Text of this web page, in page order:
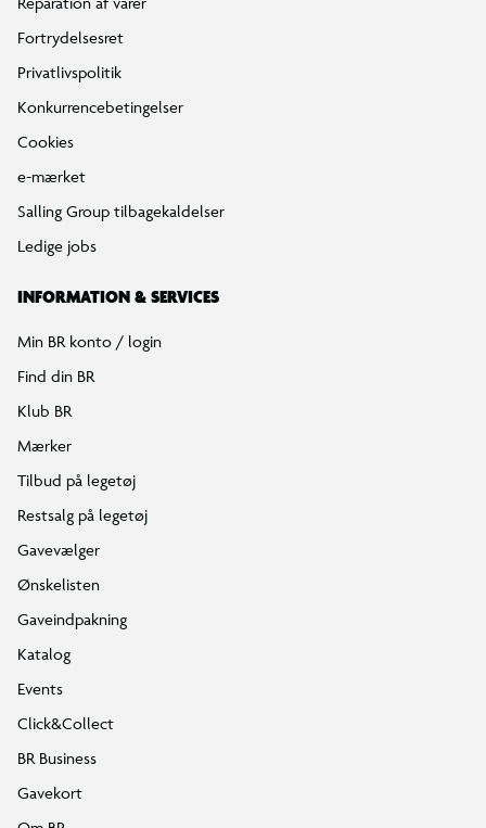
Fortrydelsesret
Privatlivspolitik
Konkurrencebetingelser
Cookies
e-mærket
Salling Group tilbagekaldelser
Ledige jobs
INFORMATION & SERVICES
Min BR konto / login
Find din BR
Klub BR
Mærker
Tilbud på legetøj
Restsalg på legetøj
Gavevælger
Ønskelisten
Gaveindpakning
Katalog
Events
Click&Collect
BR Business
Gavekort